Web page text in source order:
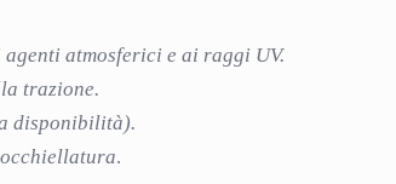
atmosferici e ai raggi UV.
trazione.
disponibilità).
.